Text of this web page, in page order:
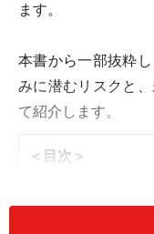
ます。
本書から一部抜粋
みに潜むリスクと
て紹介します。
＜目次＞
世界の流れを見